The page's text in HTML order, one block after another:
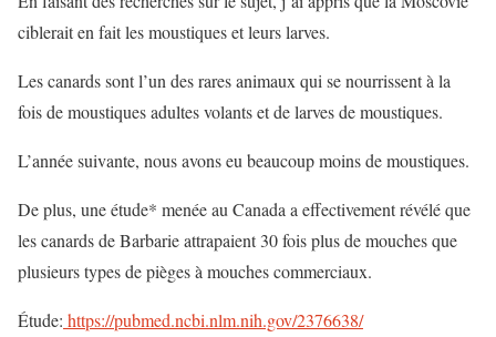
ciblerait en fait les moustiques et leurs larves.
Les canards sont l’un des rares animaux qui se nourrissent à la
fois de moustiques adultes volants et de larves de moustiques.
L’année suivante, nous avons eu beaucoup moins de moustiques.
De plus, une étude* menée au Canada a effectivement révélé que
les canards de Barbarie attrapaient 30 fois plus de mouches que
plusieurs types de pièges à mouches commerciaux.
Étude: https://pubmed.ncbi.nlm.nih.gov/2376638/